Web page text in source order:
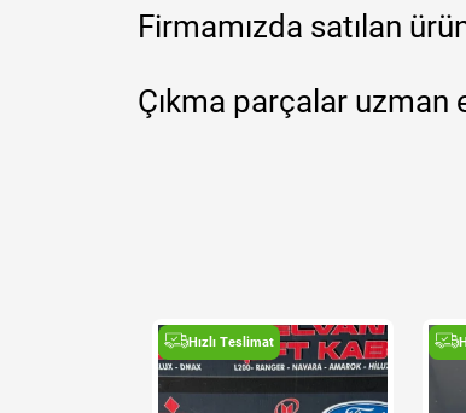
Firmamızda satılan
Çıkma parçalar
Hızlı Teslimat